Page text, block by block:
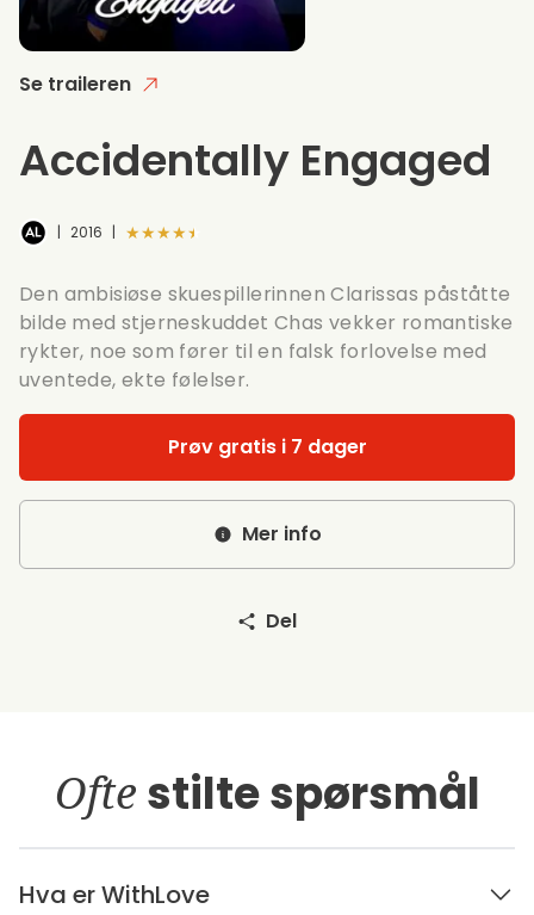
Se traileren
Accidentally Engaged
| 2016 | ★★★★★
Den ambisiøse skuespillerinnen Clarissas påståtte
bilde med stjerneskuddet Chas vekker romantiske
rykter, noe som fører til en falsk forlovelse med
uventede, ekte følelser.
Prøv gratis i 7 dager
Mer info
Del
Ofte stilte spørsmål
Hva er WithLove